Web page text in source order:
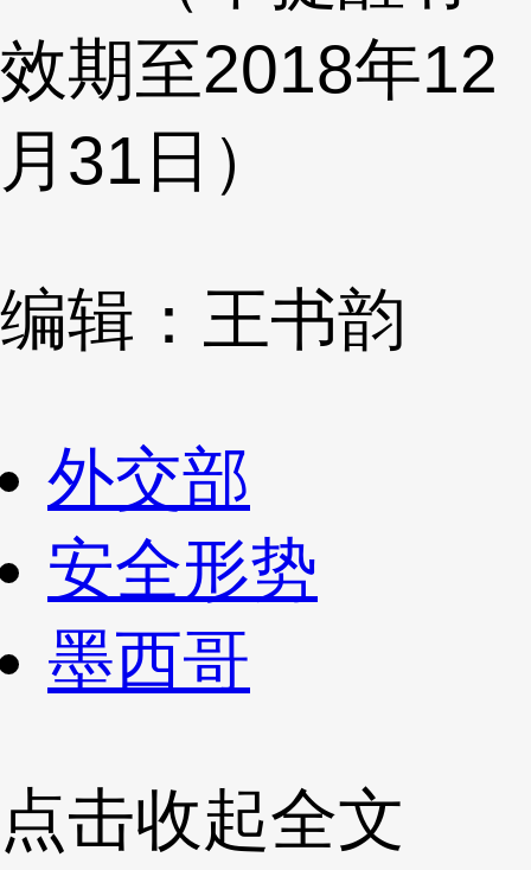
效期至2018年12
月31日）
编辑：王书韵
外交部
安全形势
墨西哥
点击收起全文